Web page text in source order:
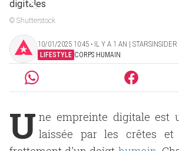
© Shutterstock
10/01/2025 10:45 ‧ IL Y A 1 AN | STARSINSIDER
LIFESTYLE CORPS HUMAIN
U ne empreinte digitale est
laissée par les crêtes